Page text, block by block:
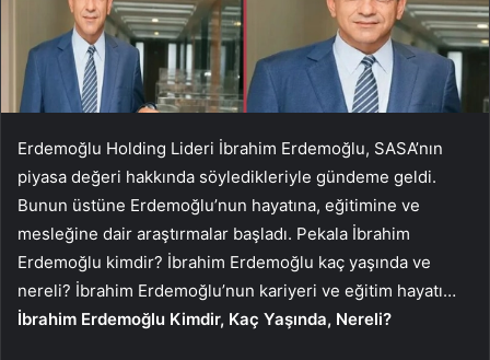
Erdemoğlu Holding Lideri İbrahim Erdemoğlu, SASA’nın
piyasa değeri hakkında söyledikleriyle gündeme geldi.
Bunun üstüne Erdemoğlu’nun hayatına, eğitimine ve
mesleğine dair araştırmalar başladı. Pekala İbrahim
Erdemoğlu kimdir? İbrahim Erdemoğlu kaç yaşında ve
nereli? İbrahim Erdemoğlu’nun kariyeri ve eğitim hayatı…
İbrahim Erdemoğlu Kimdir, Kaç Yaşında, Nereli?